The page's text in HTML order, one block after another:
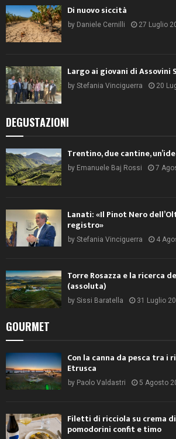
Di nuovo siccità
by Daniele Cernilli 27 Luglio
Largo ai giovani di Assovini
by Stefania Vinciguerra 20
DEGUSTAZIONI
Trentino, due cantine,
by Emanuele Baj Rossi 7
Lanati: «Il Pinot Nero
registro»
by Stefania Vinciguerra 4
Torre Rosazza e la ricerca
(assoluta)
by Sissi Baratella 31 Luglio
GOURMET
Con la canna da pesca tra
Etrusca
by Paolo Valdastri 5 Agosto
Filetti di ricciola su crema
pomodorini confit e timo